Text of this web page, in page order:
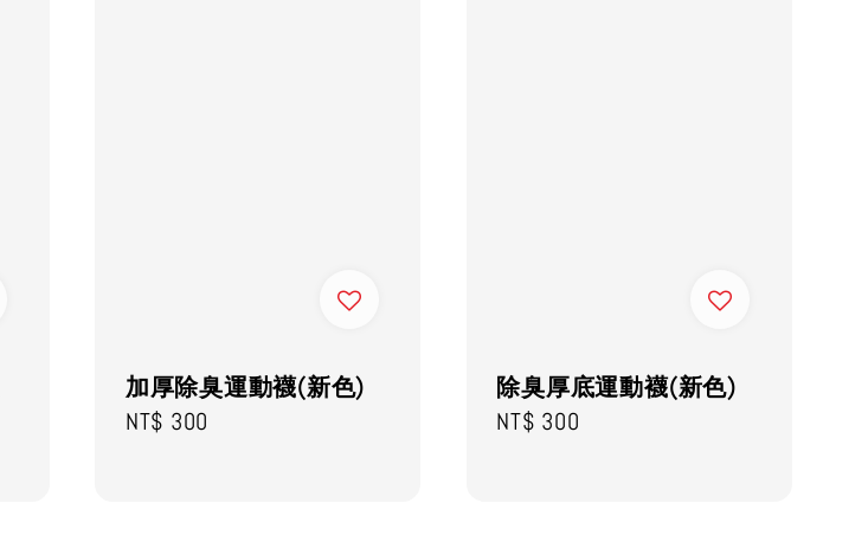
加厚除臭運動襪(新色)
Regular
NT$ 300
除臭厚底運動襪(新色)
Regular
NT$ 300